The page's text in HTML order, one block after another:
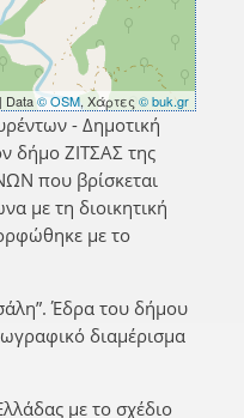
| Data© OSM, Χάρτες © buk.gr
- Δημοτική
δήμο ΖΙΤΣΑΣ της
που βρίσκεται
με τη διοικητική
με το
Έδρα του δήμου
διαμέρισμα
με το σχέδιο